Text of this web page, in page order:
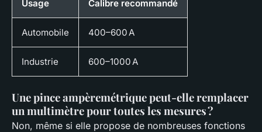
Usage Calibre recommandé
Automobile 400–600 A
Industrie 600–1000 A
Une pince ampèremétrique peut-elle remplacer
un multimètre pour toutes les mesures ?
Non, même si elle propose de nombreuses fonctions